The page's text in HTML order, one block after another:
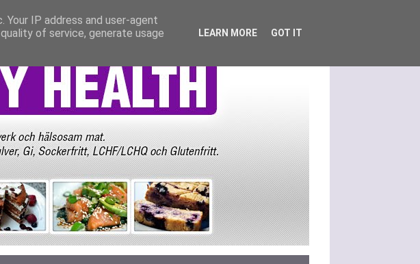
IP address and user-agent
of service, generate usage
LEARN MORE GOT IT